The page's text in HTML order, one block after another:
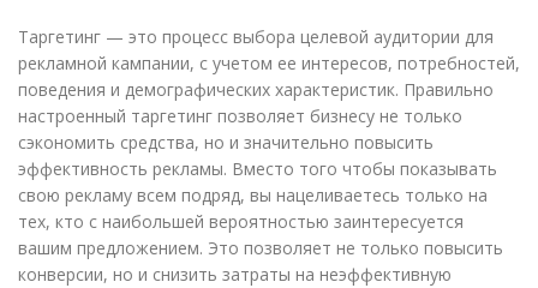
Таргетинг — это процесс выбора целевой аудитории для
рекламной кампании, с учетом ее интересов, потребностей,
поведения и демографических характеристик. Правильно
настроенный таргетинг позволяет бизнесу не только
сэкономить средства, но и значительно повысить
эффективность рекламы. Вместо того чтобы показывать
свою рекламу всем подряд, вы нацеливаетесь только на
тех, кто с наибольшей вероятностью заинтересуется
вашим предложением. Это позволяет не только повысить
конверсии, но и снизить затраты на неэффективную